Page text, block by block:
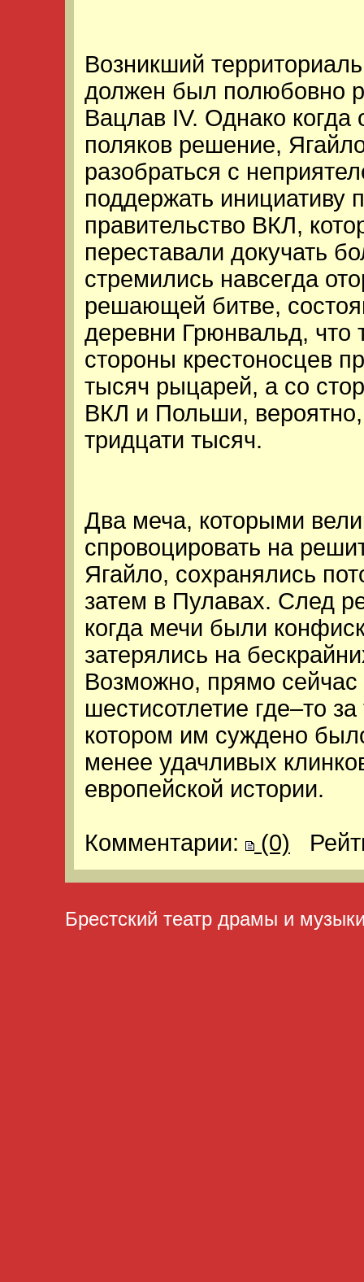
Возникший
должен был полюбовно
Вацлав IV. Однако
поляков решение,
разобраться с
поддержать инициативу
правительство ВКЛ,
переставали докучать
стремились навсегда
решающей битве,
деревни Грюнвальд, что
стороны крестоносцев
тысяч рыцарей, а со
ВКЛ и Польши,
тридцати тысяч.
Два меча, которыми
спровоцировать на
Ягайло, сохранялись
затем в Пулавах. След
когда мечи были
затерялись на
Возможно, прямо
шестисотлетие где–то
котором им суждено
менее удачливых
европейской истории.
Комментарии: (0)
Брестский театр драмы и